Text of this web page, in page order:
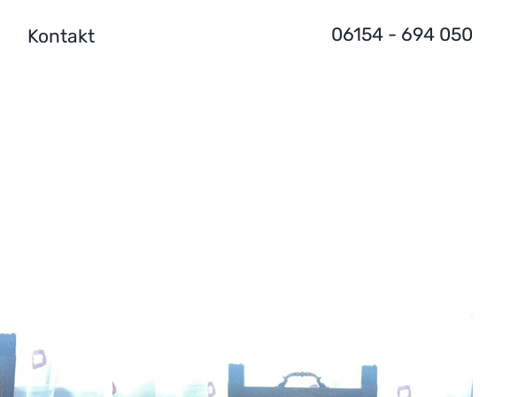
Kontakt 06154 - 694 050